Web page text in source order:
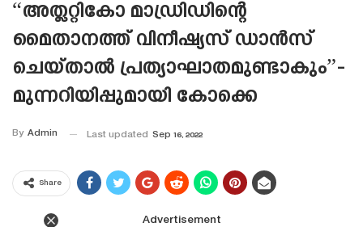
“അത്ലറ്റികോ മാഡ്രിഡിന്റെ
മൈതാനത്ത് വിനീഷ്യസ് ഡാൻസ്
ചെയ്‌താൽ പ്രത്യാഘാതമുണ്ടാകും”-
മുന്നറിയിപ്പുമായി കോക്കെ
By Admin Last updated Sep 16, 2022
Share
Advertisement